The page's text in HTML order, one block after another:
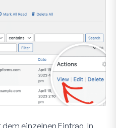
einzelnen Eintrag. In